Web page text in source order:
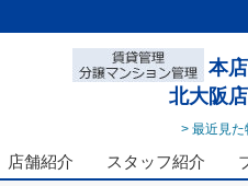
本店
北大阪店
> 最近見た
店舗紹介 スタッフ紹介